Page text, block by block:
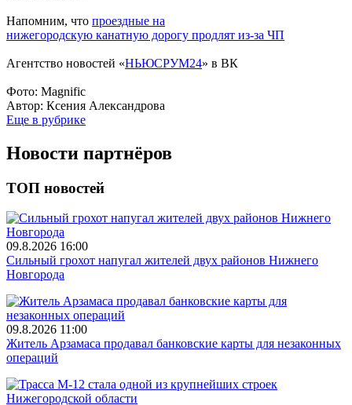
Напомним, что проездные на
нижегородскую канатную дорогу продлят из-за ЧП
Агентство новостей «НЬЮСРУМ24» в ВК
Фото: Magnific
Автор: Ксения Александрова
Еще в рубрике
Новости партнёров
ТОП новостей
09.8.2026 16:00
Сильный грохот напугал жителей двух районов Нижнего
Новгорода
09.8.2026 11:00
Житель Арзамаса продавал банковские карты для незаконных
операций